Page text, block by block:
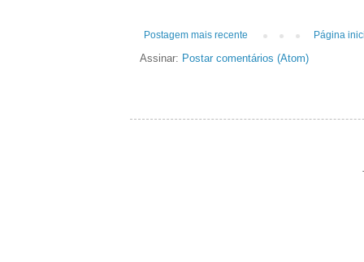
Postagem mais recente Página
Assinar: Postar comentários (Atom)